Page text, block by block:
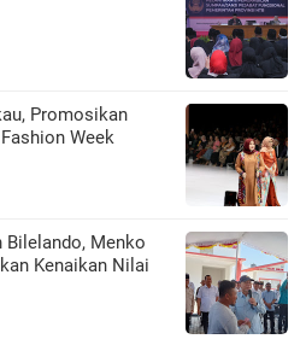
Promosikan
Week
Bilelando, Menko
Kenaikan Nilai